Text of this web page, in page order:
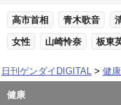
高市首相 青木歌音
女性 山崎怜奈 板東
日刊ゲンダイDIGITAL 健康
健康